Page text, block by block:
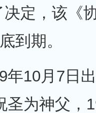
定，该《
到期。
年10月7日
圣为神父，